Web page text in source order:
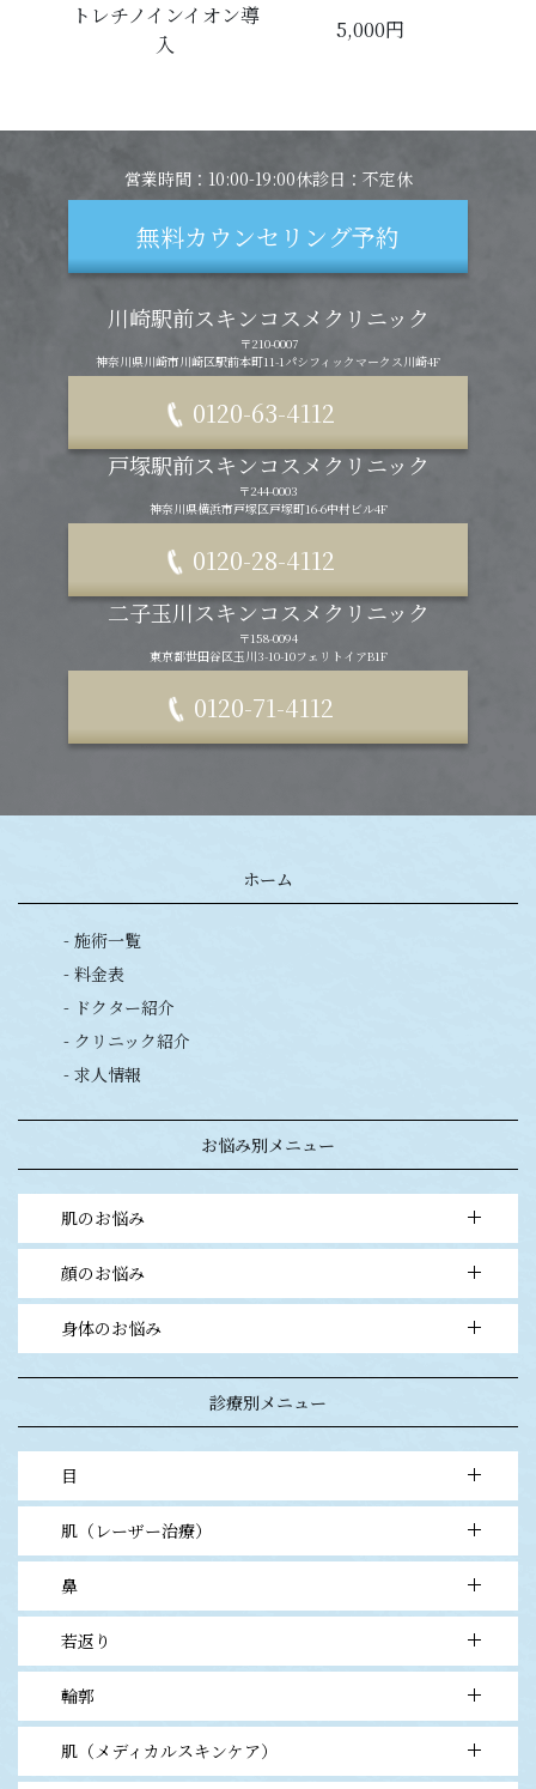
トレチノインイオン導
入
5,000円
営業時間：10:00-19:00休診日：不定休
無料カウンセリング予約
川崎駅前スキンコスメクリニック
〒210-0007
神奈川県川崎市川崎区駅前本町11-1 パシフィックマークス川崎4F
0120-63-4112
戸塚駅前スキンコスメクリニック
〒244-0003
神奈川県横浜市戸塚区戸塚町16-6中村ビル4F
0120-28-4112
二子玉川スキンコスメクリニック
〒158-0094
東京都世田谷区玉川3-10-10フェリトイアB1F
0120-71-4112
ホーム
- 施術一覧
- 料金表
- ドクター紹介
- クリニック紹介
- 求人情報
お悩み別メニュー
肌のお悩み
- 毛穴の開き・黒ずみ・ニキビ
- シミ・アザ・ソバカス
- 目立つホクロ・イボ
顔のお悩み
- 二重まぶた・目元
- エイジングケア
身体のお悩み
- ムダ毛
診療別メニュー
目
- 1point埋没法（1点留）
- ナチュラル埋没法（2点留）
- ナチュラルオーダーメイド埋没法（3点留）
- 二重切開法
- 目頭切開法
- 上まぶたタルミ取り
- 眉下切開タルミ取り
肌（レーザー治療）
- フォトフェイシャルM22ステラ
- 肝斑レーザートーニング
- CO2レーザー
- QスイッチYAGレーザー
鼻
- ヒアルロン酸
若返り
- ヒアルロン酸
- ボトックスビスタ
輪郭
- ヒアルロン酸
肌（メディカルスキンケア）